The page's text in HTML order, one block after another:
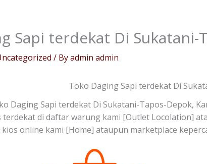
Sapi terdekat Di Sukatani-
/ Byadmin admin
Toko Daging Sapi terdekat Di
Daging Sapi terdekat Di Sukatani-Tapos-Depok,
terdekat di daftar warung kami [Outlet Locolation]
online kami [Home] ataupun marketplace